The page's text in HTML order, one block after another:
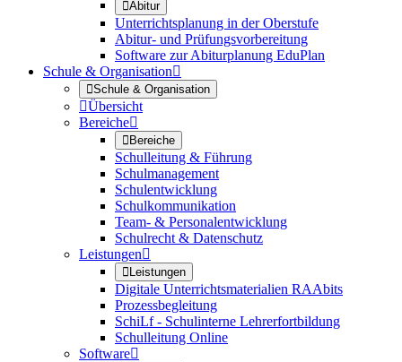
Abitur
Unterrichtsplanung in der Oberstufe
Abitur- und Prüfungsvorbereitung
Software zur Abiturplanung EduPlan
Schule & Organisation
Schule & Organisation
Übersicht
Bereiche
Bereiche
Schulleitung & Führung
Schulmanagement
Schulentwicklung
Schulkommunikation
Team- & Personalentwicklung
Schulrecht & Datenschutz
Leistungen
Leistungen
Digitale Unterrichtsmaterialien RAAbits
Prozessbegleitung
SchiLf - Schulinterne Lehrerfortbildung
Schulleitung Online
Software